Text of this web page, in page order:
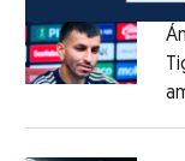
Opens in new